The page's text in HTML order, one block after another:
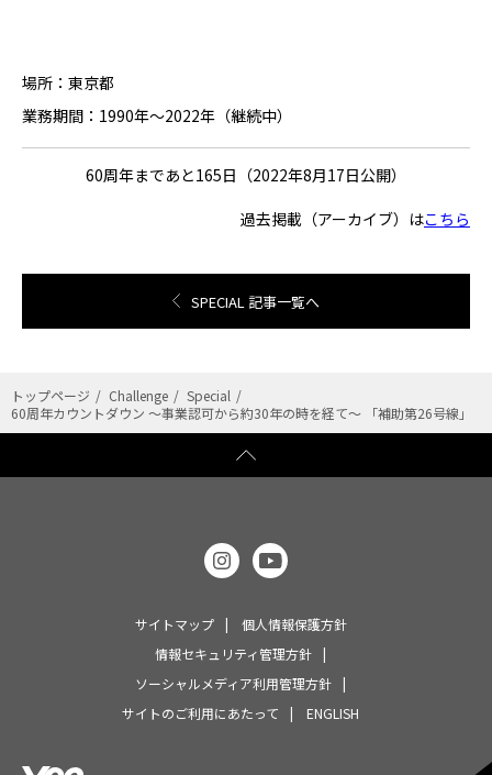
場所：東京都
業務期間：1990年～2022年（継続中）
60周年まであと165日（2022年8月17日公開）
過去掲載（アーカイブ）はこちら
SPECIAL 記事一覧へ
トップページ Challenge
Special
60周年カウントダウン ～事業認可から約30年の時を経て～ 「補助第26号線」
サイトマップ
個人情報保護方針
情報セキュリティ管理方針
ソーシャルメディア利用管理方針
サイトのご利用にあたって
ENGLISH